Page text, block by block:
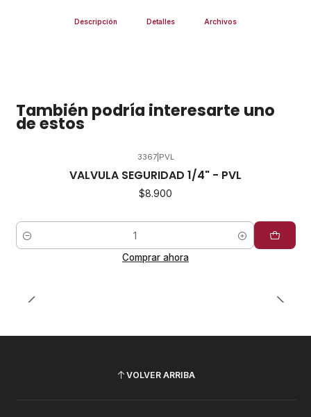
Descripción Detalles Archivos
También podría interesarte uno
de estos
3367| PVL
VALVULA SEGURIDAD 1/4" - PVL
$8.900
Cantidad
Comprar ahora
VOLVER ARRIBA